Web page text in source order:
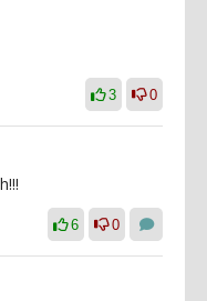
3 0
6 0